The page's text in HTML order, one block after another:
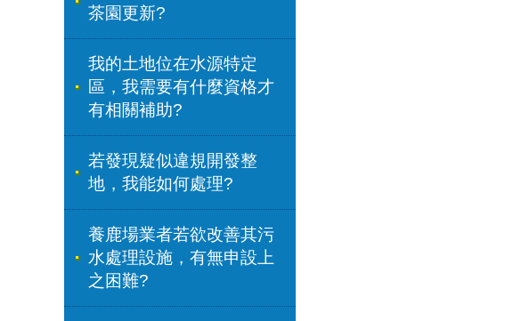
茶園更新?
我的土地位在水源特定
區，我需要有什麼資格才
有相關補助?
若發現疑似違規開發整
地，我能如何處理?
養鹿場業者若欲改善其污
水處理設施，有無申設上
之困難?